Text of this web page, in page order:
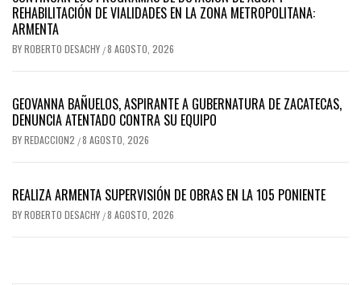
REHABILITACIÓN DE VIALIDADES EN LA ZONA METROPOLITANA:
ARMENTA
BYROBERTO DESACHY /8 AGOSTO, 2026
GEOVANNA BAÑUELOS, ASPIRANTE A GUBERNATURA DE ZACATECAS,
DENUNCIA ATENTADO CONTRA SU EQUIPO
BYREDACCION2 /8 AGOSTO, 2026
REALIZA ARMENTA SUPERVISIÓN DE OBRAS EN LA 105 PONIENTE
BYROBERTO DESACHY /8 AGOSTO, 2026